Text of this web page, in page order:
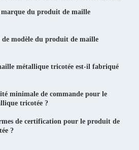
du produit de maille
modèle du produit de maille
métallique tricotée est-il fabriqué
minimale de commande pour le
tricotée ?
de certification pour le produit de
?